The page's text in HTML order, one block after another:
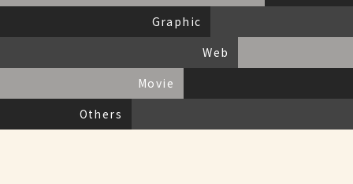
Service私たちにできること
Faqよくある質問
お問い合わせ
Graphic
Web
Movie
Others